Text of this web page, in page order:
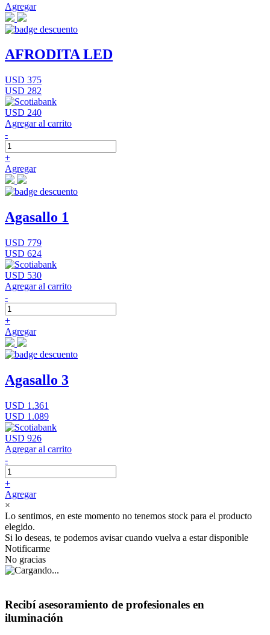
Agregar
AFRODITA LED
USD 375
USD 282
USD 240
Agregar al carrito
-
+
Agregar
Agasallo 1
USD 779
USD 624
USD 530
Agregar al carrito
-
+
Agregar
Agasallo 3
USD 1.361
USD 1.089
USD 926
Agregar al carrito
-
+
Agregar
×
Lo sentimos, en este momento no tenemos stock para el producto
elegido.
Si lo deseas, te podemos avisar cuando vuelva a estar disponible
Notificarme
No gracias
Recibí asesoramiento de profesionales en
iluminación